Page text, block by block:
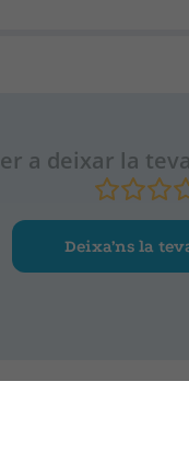
a deixar la
Deixa’ns la